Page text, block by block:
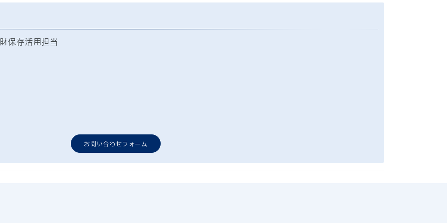
保存活用担当
お問い合わせフォーム